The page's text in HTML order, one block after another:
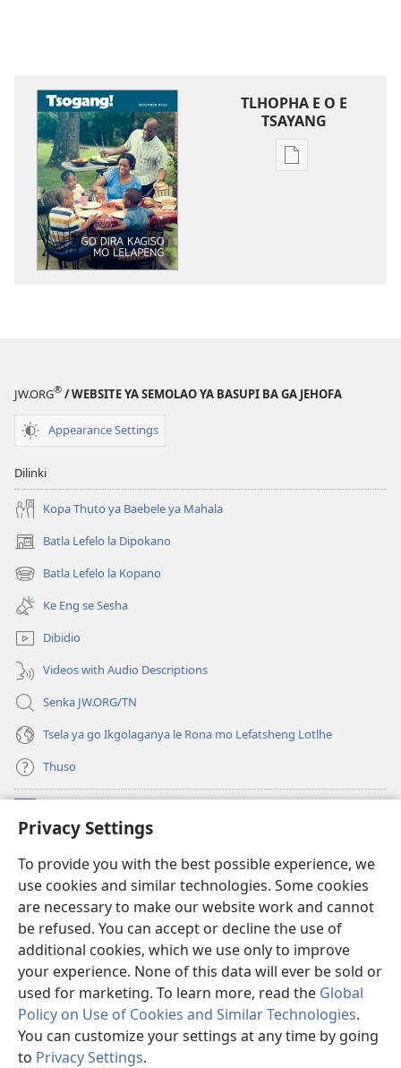
Privacy Settings
To provide you with the best possible experience, we
use cookies and similar technologies. Some cookies
are necessary to make our website work and cannot
be refused. You can accept or decline the use of
additional cookies, which we use only to improve
your experience. None of this data will ever be sold or
used for marketing. To learn more, read the Global
Policy on Use of Cookies and Similar Technologies.
You can customize your settings at any time by going
to Privacy Settings.
TLHOPHA E O E
TSAYANG
Ditsela
mo
JW.ORG® / WEBSITE YA SEMOLAO YA BASUPI BA GA JEHOFA
Appearance Settings
Dilinki
Kopa Thuto ya Baebele ya Mahala
Batla Lefelo la Dipokano
(e
bula
tsebe
nngwe)
Batla Lefelo la Kopano
(e
bula
tsebe
e
nngwe)
Ke Eng se Sesha
Dibidio
Videos with Audio Descriptions
Senka JW.ORG/TN
Tsela ya go Ikgolaganya le Rona mo Lefatsheng Lotlhe
Thuso
(e
bula
nngwe)
LAEBORARI YA MO INTERNET
(e
bula
tsebe
e
nngwe)
JW Hub
(e
bula
tsebe
e
nngwe)
App ya JW Library
Copyright© 2026 Watch Tower Bible and Tract Society of Pennsylvania.
MELAWANA YA TIRISO|